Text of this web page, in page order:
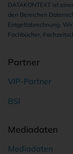
DATAKONTEXT ist
den Bereichen
Entgeltabrechnung.
Fachbücher,
Partner
VIP-Partner
BSI
Mediadaten
Mediadaten